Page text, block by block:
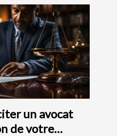
un avocat
de votre